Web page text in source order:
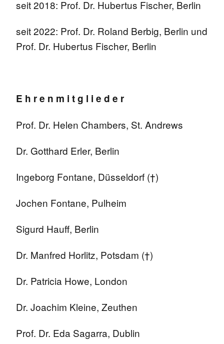
seit 2018: Prof. Dr. Hubertus Fischer, Berlin
seit 2022: Prof. Dr. Roland Berbig, Berlin und
Prof. Dr. Hubertus Fischer, Berlin
E h r e n m i t g l i e d e r
Prof. Dr. Helen Chambers, St. Andrews
Dr. Gotthard Erler, Berlin
Ingeborg Fontane, Düsseldorf (†)
Jochen Fontane, Pulheim
Sigurd Hauff, Berlin
Dr. Manfred Horlitz, Potsdam (†)
Dr. Patricia Howe, London
Dr. Joachim Kleine, Zeuthen
Prof. Dr. Eda Sagarra, Dublin